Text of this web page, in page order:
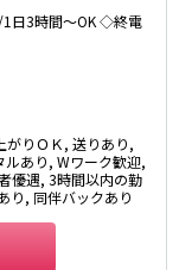
日3時間～OK ◇終電
がりＯＫ, 送りあり,
あり, Wワーク歓迎,
優遇, 3時間以内の勤
り, 同伴バックあり
町